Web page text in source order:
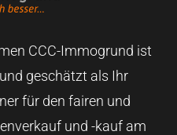
CCC-Immogrund ist
geschätzt als Ihr
für den fairen und
und -kauf am